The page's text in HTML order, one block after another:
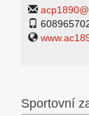
Sportovní